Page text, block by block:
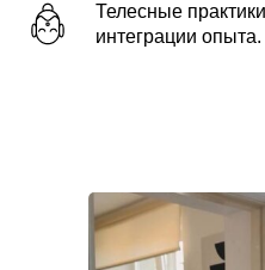
Телесные
интеграции опыта.